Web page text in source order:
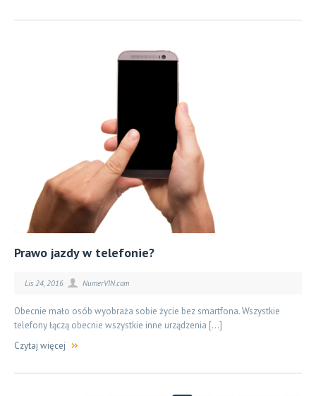
Prawo jazdy w telefonie?
Lis 24, 2016 NumerVIN.com
Obecnie mało osób wyobraża sobie życie bez smartfona. Wszystkie
telefony łączą obecnie wszystkie inne urządzenia […]
Czytaj więcej